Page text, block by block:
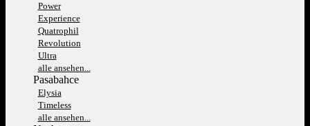
Power
Experience
Quatrophil
Revolution
Ultra
alle ansehen...
Pasabahce
Elysia
Timeless
alle ansehen...